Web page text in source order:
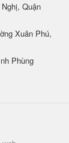
Quận
Xuân Phú,
Phùng